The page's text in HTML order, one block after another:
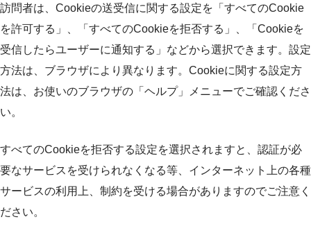
訪問者は、Cookieの送受信に関する設定を「すべてのCookie
を許可する」、「すべてのCookieを拒否する」、「Cookieを
受信したらユーザーに通知する」などから選択できます。設定
方法は、ブラウザにより異なります。Cookieに関する設定方
法は、お使いのブラウザの「ヘルプ」メニューでご確認くださ
い。
すべてのCookieを拒否する設定を選択されますと、認証が必
要なサービスを受けられなくなる等、インターネット上の各種
サービスの利用上、制約を受ける場合がありますのでご注意く
ださい。